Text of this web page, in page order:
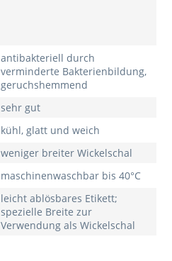
antibakteriell durch
verminderte Bakterienbildung,
geruchshemmend
sehr gut
kühl, glatt und weich
weniger breiter Wickelschal
maschinenwaschbar bis 40°C
leicht ablösbares Etikett;
spezielle Breite zur
Verwendung als Wickelschal